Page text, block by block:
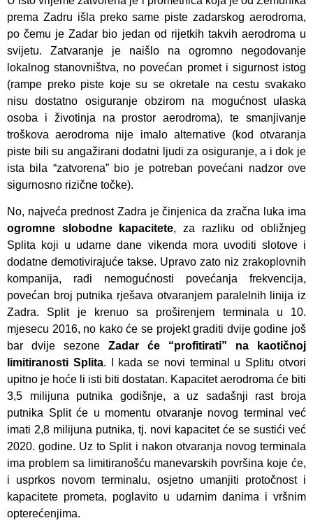
prema Zadru išla preko same piste zadarskog aerodroma,
po čemu je Zadar bio jedan od rijetkih takvih aerodroma u
svijetu. Zatvaranje je naišlo na ogromno negodovanje
lokalnog stanovništva, no povećan promet i sigurnost istog
(rampe preko piste koje su se okretale na cestu svakako
nisu dostatno osiguranje obzirom na mogućnost ulaska
osoba i životinja na prostor aerodroma), te smanjivanje
troškova aerodroma nije imalo alternative (kod otvaranja
piste bili su angažirani dodatni ljudi za osiguranje, a i dok je
ista bila “zatvorena” bio je potreban povećani nadzor ove
sigurnosno rizične točke).
No, najveća prednost Zadra je činjenica da zračna luka ima
ogromne slobodne kapacitete, za razliku od obližnjeg
Splita koji u udarne dane vikenda mora uvoditi slotove i
dodatne demotivirajuće takse. Upravo zato niz zrakoplovnih
kompanija, radi nemogućnosti povećanja frekvencija,
povećan broj putnika rješava otvaranjem paralelnih linija iz
Zadra. Split je krenuo sa proširenjem terminala u 10.
mjesecu 2016, no kako će se projekt graditi dvije godine još
bar dvije sezone Zadar će “profitirati” na kaotičnoj
limitiranosti Splita. I kada se novi terminal u Splitu otvori
upitno je hoće li isti biti dostatan. Kapacitet aerodroma će biti
3,5 milijuna putnika godišnje, a uz sadašnji rast broja
putnika Split će u momentu otvaranje novog terminal već
imati 2,8 milijuna putnika, tj. novi kapacitet će se sustići već
2020. godine. Uz to Split i nakon otvaranja novog terminala
ima problem sa limitiranošću manevarskih površina koje će,
i usprkos novom terminalu, osjetno umanjiti protočnost i
kapacitete prometa, poglavito u udarnim danima i vršnim
opterećenjima.